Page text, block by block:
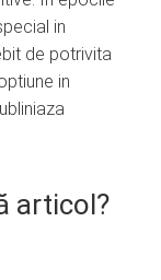
in
de potrivita
in
articol?